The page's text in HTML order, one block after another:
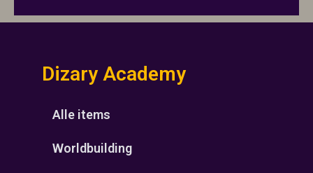
Dizary Academy
Alle items
Worldbuilding